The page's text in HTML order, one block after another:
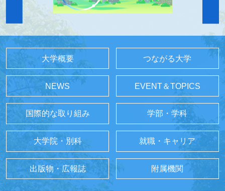
大学概要 つながる大学
NEWS EVENT＆TOPICS
国際的な取り組み 学部・学科
大学院・別科 就職・キャリア
出版物・広報誌 附属機関